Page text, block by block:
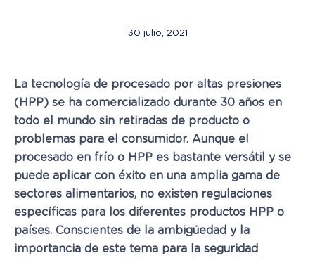
30 julio, 2021
La tecnología de procesado por altas presiones
(HPP) se ha comercializado durante 30 años en
todo el mundo sin retiradas de producto o
problemas para el consumidor. Aunque el
procesado en frío o HPP es bastante versátil y se
puede aplicar con éxito en una amplia gama de
sectores alimentarios, no existen regulaciones
específicas para los diferentes productos HPP o
países. Conscientes de la ambigüedad y la
importancia de este tema para la seguridad